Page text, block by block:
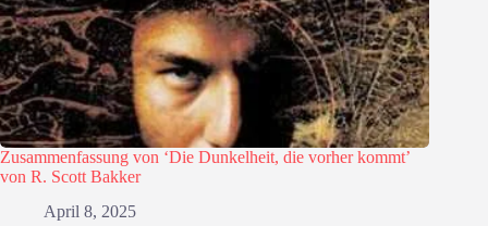
Zusammenfassung von ‘Die Dunkelheit, die vorher kommt’
von R. Scott Bakker
April 8, 2025